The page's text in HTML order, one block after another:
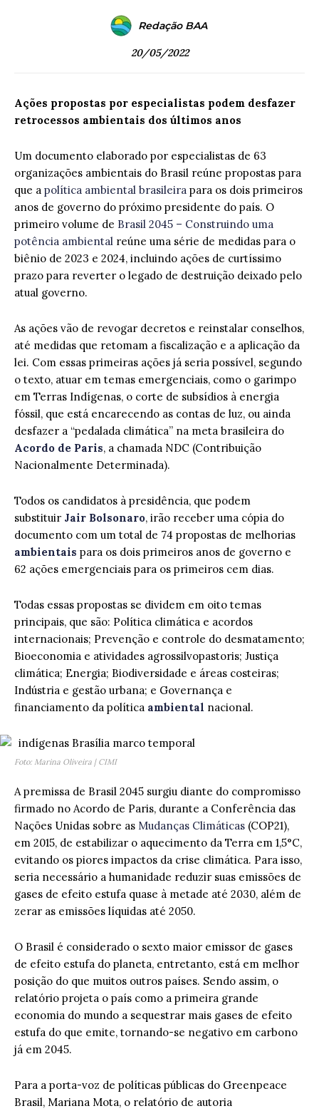
Redação BAA
20/05/2022
Ações propostas por especialistas podem desfazer
retrocessos ambientais dos últimos anos
Um documento elaborado por especialistas de 63
organizações ambientais do Brasil reúne propostas para
que a política ambiental brasileira para os dois primeiros
anos de governo do próximo presidente do país. O
primeiro volume de Brasil 2045 – Construindo uma
potência ambiental reúne uma série de medidas para o
biênio de 2023 e 2024, incluindo ações de curtíssimo
prazo para reverter o legado de destruição deixado pelo
atual governo.
As ações vão de revogar decretos e reinstalar conselhos,
até medidas que retomam a fiscalização e a aplicação da
lei. Com essas primeiras ações já seria possível, segundo
o texto, atuar em temas emergenciais, como o garimpo
em Terras Indígenas, o corte de subsídios à energia
fóssil, que está encarecendo as contas de luz, ou ainda
desfazer a “pedalada climática” na meta brasileira do
Acordo de Paris, a chamada NDC (Contribuição
Nacionalmente Determinada).
Todos os candidatos à presidência, que podem
substituir Jair Bolsonaro, irão receber uma cópia do
documento com um total de 74 propostas de melhorias
ambientais para os dois primeiros anos de governo e
62 ações emergenciais para os primeiros cem dias.
Todas essas propostas se dividem em oito temas
principais, que são: Política climática e acordos
internacionais; Prevenção e controle do desmatamento;
Bioeconomia e atividades agrossilvopastoris; Justiça
climática; Energia; Biodiversidade e áreas costeiras;
Indústria e gestão urbana; e Governança e
financiamento da política ambiental nacional.
Foto: Marina Oliveira | CIMI
A premissa de Brasil 2045 surgiu diante do compromisso
firmado no Acordo de Paris, durante a Conferência das
Nações Unidas sobre as Mudanças Climáticas (COP21),
em 2015, de estabilizar o aquecimento da Terra em 1,5°C,
evitando os piores impactos da crise climática. Para isso,
seria necessário a humanidade reduzir suas emissões de
gases de efeito estufa quase à metade até 2030, além de
zerar as emissões líquidas até 2050.
O Brasil é considerado o sexto maior emissor de gases
de efeito estufa do planeta, entretanto, está em melhor
posição do que muitos outros países. Sendo assim, o
relatório projeta o país como a primeira grande
economia do mundo a sequestrar mais gases de efeito
estufa do que emite, tornando-se negativo em carbono
já em 2045.
Para a porta-voz de políticas públicas do Greenpeace
Brasil, Mariana Mota, o relatório de autoria